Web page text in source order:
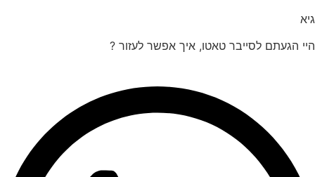
הגעתם לסייבר טאטו, איך אפשר לעזור ?